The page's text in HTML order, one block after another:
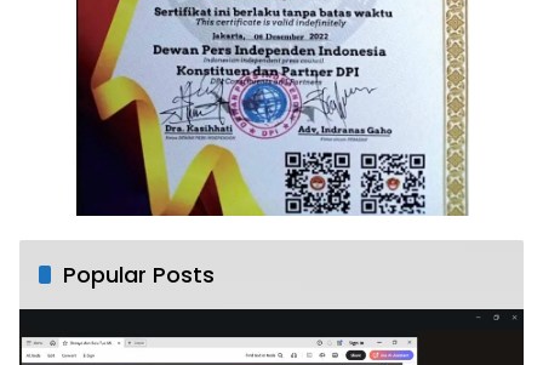
Popular Posts